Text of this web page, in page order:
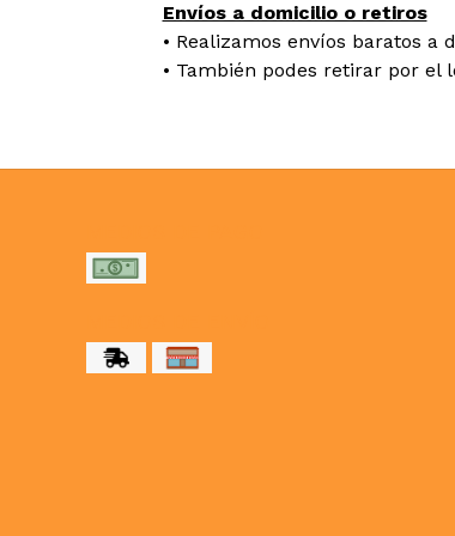
Envíos a domicilio o retiros
• Realizamos envíos baratos a
• También podes retirar por el